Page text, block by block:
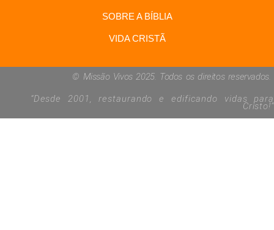
SOBRE A BÍBLIA
VIDA CRISTÃ
© Missão Vivos 2025. Todos os direitos reservados.
“Desde 2001, restaurando e edificando vidas para
Cristo!“